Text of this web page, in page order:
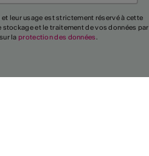
leur usage est strictement réservé à cette
et le traitement de vos données par
la protection des données.